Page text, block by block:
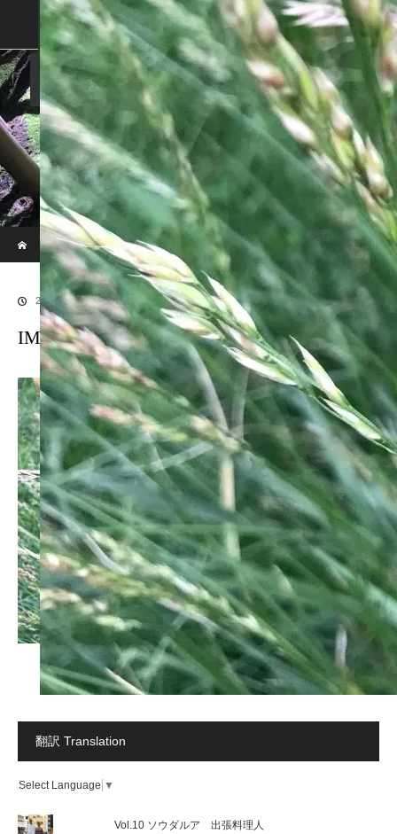
SHOP SHOPPING GUIDE
ABOUT US FAN VOICE ALBUM
NEWS SAMURAI-DEN
現代のサムライたちの時空間へ
ホーム
ブログ
IMG_6446
2019.06.12
IMG_6446
翻訳 Translation
Select Language ▼
Vol.10 ソウダルア 出張料理人